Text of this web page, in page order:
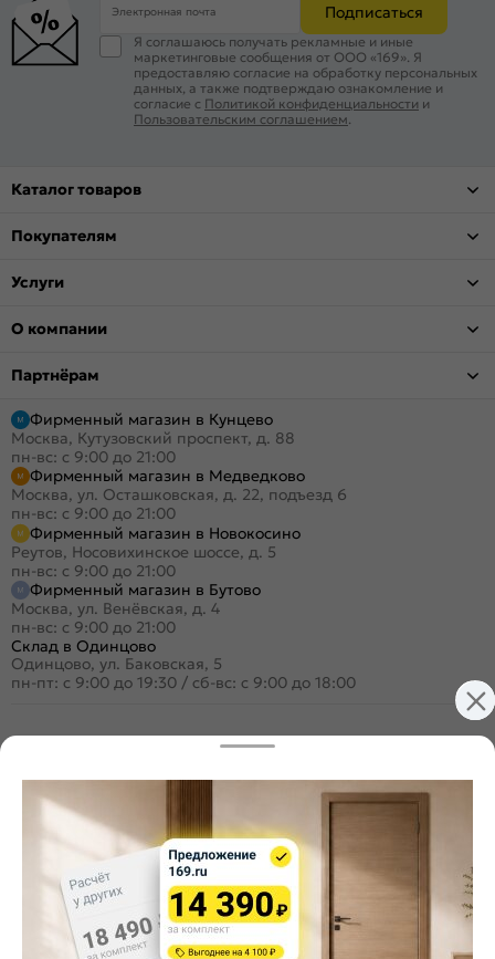
Электронная почта Подписаться
Я соглашаюсь получать рекламные и иные
маркетинговые сообщения от ООО «169». Я
предоставляю согласие на обработку персональных
данных, а также подтверждаю ознакомление и
согласие с Политикой конфиденциальности и
Пользовательским соглашением
Каталог товаров
Покупателям
Услуги
О компании
Партнёрам
Фирменный магазин в Кунцево
Москва, Кутузовский проспект, д. 88
пн-вс: с 9:00 до 21:00
Фирменный магазин в Медведково
Москва, ул. Осташковская, д. 22, подъезд 6
пн-вс: с 9:00 до 21:00
Фирменный магазин в Новокосино
Реутов, Носовихинское шоссе, д. 5
пн-вс: с 9:00 до 21:00
Фирменный магазин в Бутово
Москва, ул. Венёвская, д. 4
пн-вс: с 9:00 до 21:00
Склад в Одинцово
Одинцово, ул. Баковская, 5
пн-пт: с 9:00 до 19:30 / сб-вс: с 9:00 до 18:00
Заказать звонок
Стать дилером
Расскажите о нас
Поделиться
Оцените магазин